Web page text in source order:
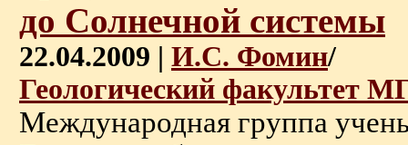
до Солнечной системы
22.04.2009 | И.С. Фомин/
Геологический факультет
Международная группа